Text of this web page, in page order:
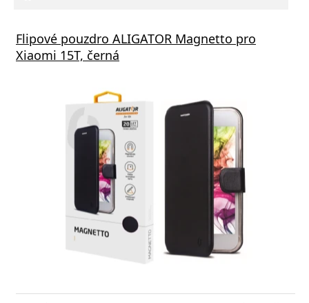
Flipové pouzdro ALIGATOR Magnetto pro
Xiaomi 15T, černá